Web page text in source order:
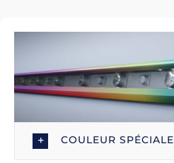
COULEUR SPÉCIALE